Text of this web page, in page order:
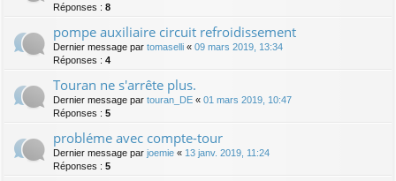
Réponses : 8
pompe auxiliaire circuit refroidissement
Dernier message par tomaselli « 09 mars 2019, 13:34
Réponses : 4
Touran ne s'arrête plus.
Dernier message par touran_DE « 01 mars 2019, 10:47
Réponses : 5
probléme avec compte-tour
Dernier message par joemie « 13 janv. 2019, 11:24
Réponses : 5